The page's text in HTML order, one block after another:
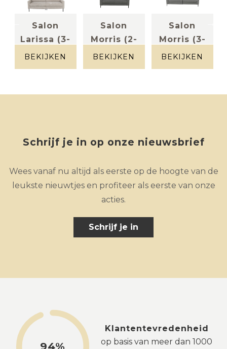
Salon
Larissa (3-
zit incl 2...
licht grijs
BEKIJKEN
Salon
Morris (2-
zit)
BEKIJKEN
Salon
Morris (3-
zit incl 2
BEKIJKEN
Schrijf je in op onze nieuwsbrief
Wees vanaf nu altijd als eerste op de hoogte van de
leukste nieuwtjes en profiteer als eerste van onze
acties.
Schrijf je in
94%
Klantentevredenheid
op basis van meer dan 1000